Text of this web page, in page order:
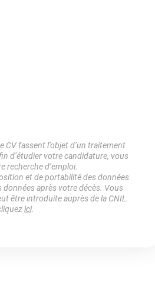
fassent l’objet d’un traitement
d’étudier votre candidature, vous
recherche d’emploi.
et de portabilité des données
après votre décès. Vous
être introduite auprès de la CNIL.
ici.